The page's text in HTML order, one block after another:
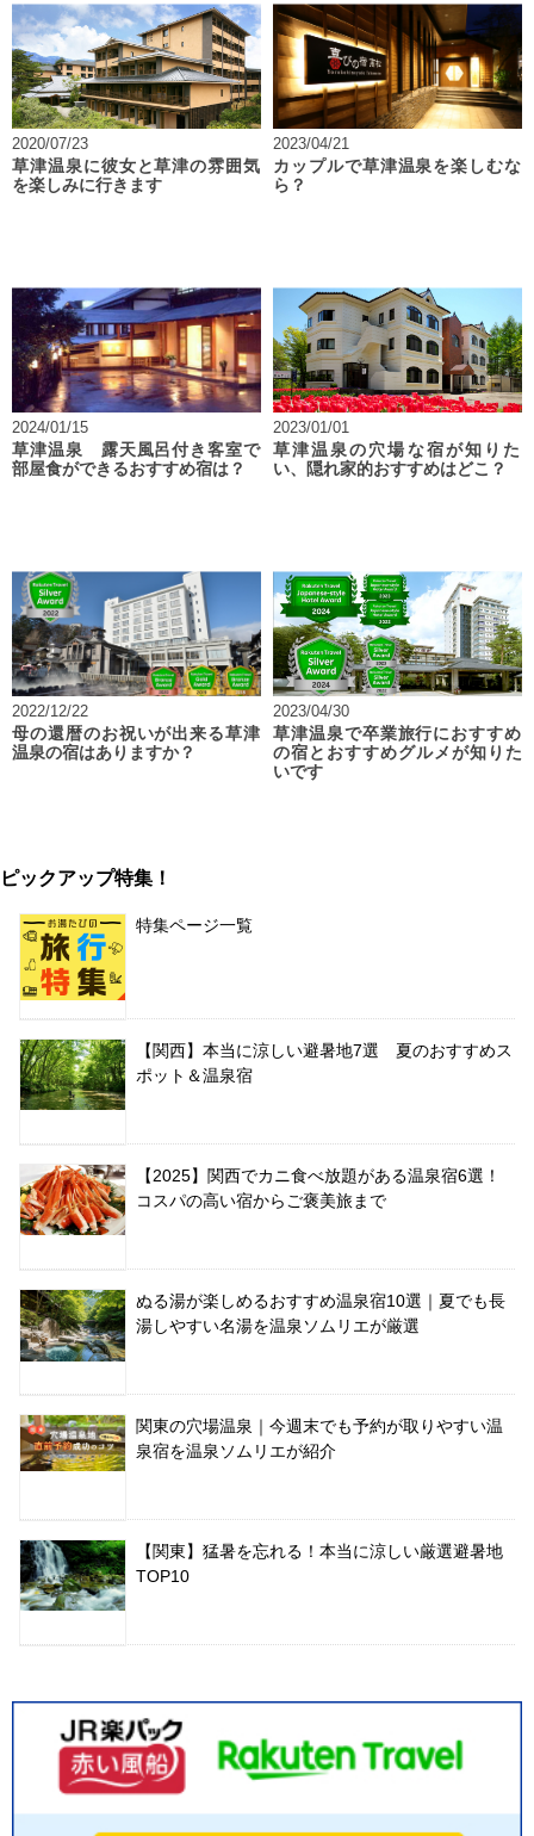
2020/07/23
草津温泉に彼女と草津の雰囲気
を楽しみに行きます
2023/04/21
カップルで草津温泉を楽しむな
ら？
2024/01/15
草津温泉 露天風呂付き客室で
部屋食ができるおすすめ宿は？
2023/01/01
草津温泉の穴場な宿が知りた
い、隠れ家的おすすめはどこ？
2022/12/22
母の還暦のお祝いが出来る草津
温泉の宿はありますか？
2023/04/30
草津温泉で卒業旅行におすすめ
の宿とおすすめグルメが知りた
いです
ピックアップ特集！
特集ページ一覧
【関西】本当に涼しい避暑地7選 夏のおすすめス
ポット＆温泉宿
【2025】関西でカニ食べ放題がある温泉宿6選！
コスパの高い宿からご褒美旅まで
ぬる湯が楽しめるおすすめ温泉宿10選｜夏でも長
湯しやすい名湯を温泉ソムリエが厳選
関東の穴場温泉｜今週末でも予約が取りやすい温
泉宿を温泉ソムリエが紹介
【関東】猛暑を忘れる！本当に涼しい厳選避暑地
TOP10